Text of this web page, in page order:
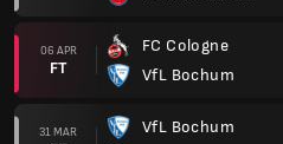
06 APR
FT
FC Cologne
VfL Bochum
31 MAR
VfL Bochum